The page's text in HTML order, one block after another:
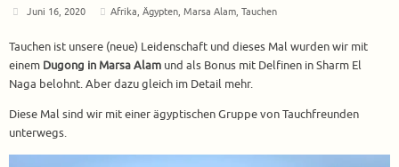
Juni 16, 2020 Afrika,Ägypten,Marsa Alam,Tauchen
Tauchen ist unsere (neue) Leidenschaft und dieses Mal wurden wir mit
einem Dugong in Marsa Alam und als Bonus mit Delfinen in Sharm El
Naga belohnt. Aber dazu gleich im Detail mehr.
Diese Mal sind wir mit einer ägyptischen Gruppe von Tauchfreunden
unterwegs.